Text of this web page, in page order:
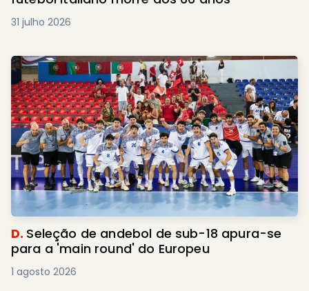
31 julho 2026
D. Seleção de andebol de sub-18 apura-se
para a 'main round' do Europeu
1 agosto 2026